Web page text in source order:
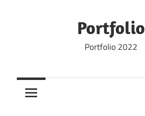
Portfolio
Portfolio 2022